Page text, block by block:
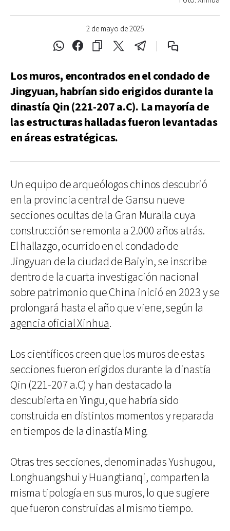
2 de mayo de 2025
Los muros, encontrados en el condado de
Jingyuan, habrían sido erigidos durante la
dinastía Qin (221-207 a.C). La mayoría de
las estructuras halladas fueron levantadas
en áreas estratégicas.
Un equipo de arqueólogos chinos descubrió
en la provincia central de Gansu nueve
secciones ocultas de la Gran Muralla cuya
construcción se remonta a 2.000 años atrás.
El hallazgo, ocurrido en el condado de
Jingyuan de la ciudad de Baiyin, se inscribe
dentro de la cuarta investigación nacional
sobre patrimonio que China inició en 2023 y se
prolongará hasta el año que viene, según la
agencia oficial Xinhua.
Los científicos creen que los muros de estas
secciones fueron erigidos durante la dinastía
Qin (221-207 a.C) y han destacado la
descubierta en Yingu, que habría sido
construida en distintos momentos y reparada
en tiempos de la dinastía Ming.
Otras tres secciones, denominadas Yushugou,
Longhuangshui y Huangtianqi, comparten la
misma tipología en sus muros, lo que sugiere
que fueron construidas al mismo tiempo.